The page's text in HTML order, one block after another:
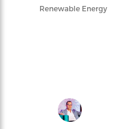
Renewable Energy